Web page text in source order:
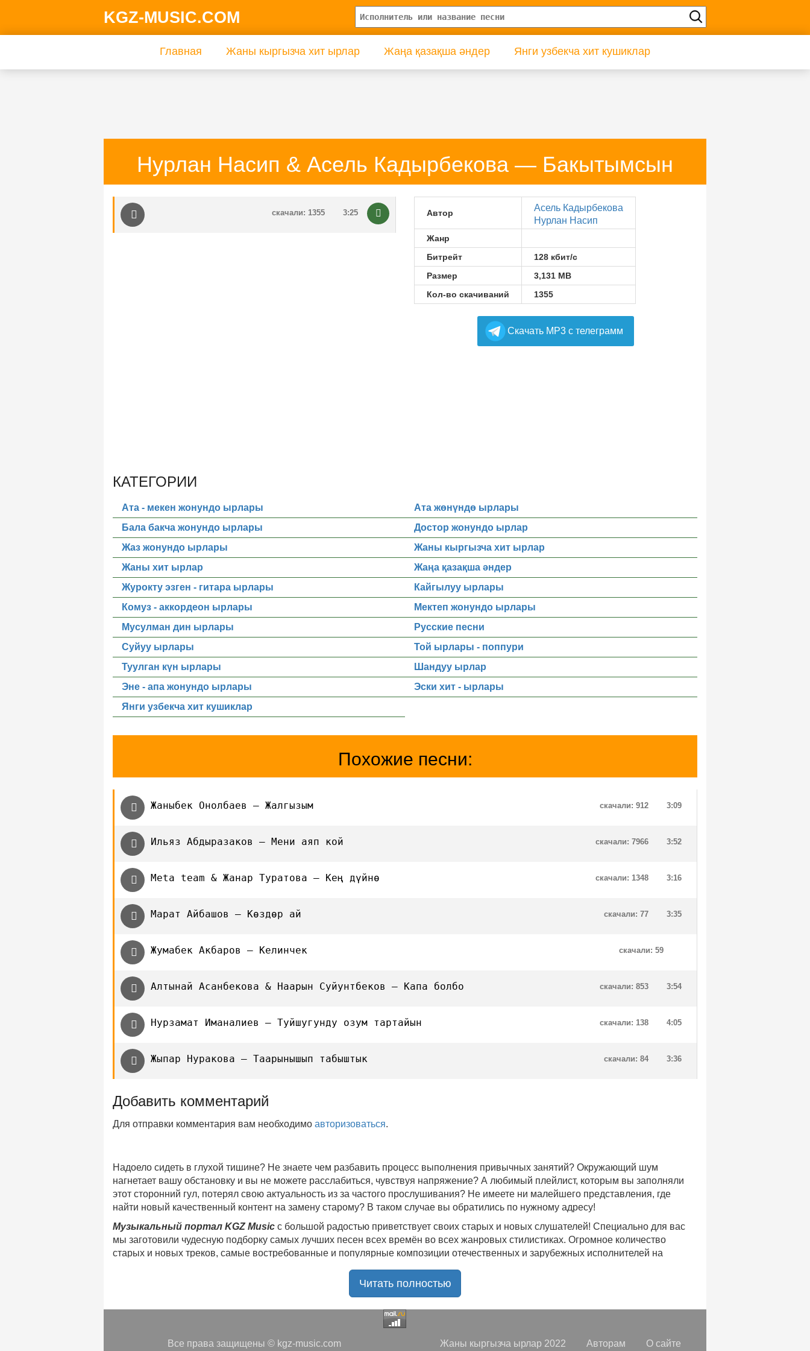
KGZ-MUSIC.COM
Главная Жаны кыргызча хит ырлар Жаңа қазақша әндер Янги узбекча хит кушиклар
Нурлан Насип & Асель Кадырбекова — Бакытымсын
3:25
скачали: 1355 Автор
Асель Кадырбекова
Нурлан Насип
Жанр
Битрейт
128 кбит/с
Размер
3,131 MB
Кол-во скачиваний
1355
Cкачать MP3 с телеграмм
КАТЕГОРИИ
Ата - мекен жонундо ырлары
Ата жөнүндө ырлары
Бала бакча жонундо ырлары
Достор жонундо ырлар
Жаз жонундо ырлары
Жаны кыргызча хит ырлар
Жаны хит ырлар
Жаңа қазақша әндер
Журокту эзген - гитара ырлары
Кайгылуу ырлары
Комуз - аккордеон ырлары
Мектеп жонундо ырлары
Мусулман дин ырлары
Русские песни
Суйуу ырлары
Той ырлары - поппури
Туулган күн ырлары
Шандуу ырлар
Эне - апа жонундо ырлары
Эски хит - ырлары
Янги узбекча хит кушиклар
Похожие песни:
Жаныбек Онолбаев — Жалгызым 3:09
скачали: 912
Ильяз Абдыразаков — Мени аяп кой 3:52
скачали: 7966
Meta team & Жанар Туратова — Кең дүйнө 3:16
скачали: 1348
Марат Айбашов — Көздөр ай 3:35
скачали: 77
Жумабек Акбаров — Келинчек скачали: 59
Алтынай Асанбекова & Наарын Суйунтбеков — Капа болбо 3:54
скачали: 853
Нурзамат Иманалиев — Туйшугунду озум тартайын 4:05
скачали: 138
Жыпар Нуракова — Таарынышып табыштык 3:36
скачали: 84
Добавить комментарий
Для отправки комментария вам необходимо авторизоваться.
Надоело сидеть в глухой тишине? Не знаете чем разбавить процесс выполнения привычных занятий? Окружающий шум
нагнетает вашу обстановку и вы не можете расслабиться, чувствуя напряжение? А любимый плейлист, которым вы заполняли
этот сторонний гул, потерял свою актуальность из за частого прослушивания? Не имеете ни малейшего представления, где
найти новый качественный контент на замену старому? В таком случае вы обратились по нужному адресу!
Музыкальный портал KGZ Music с большой радостью приветствует своих старых и новых слушателей! Специально для вас
мы заготовили чудесную подборку самых лучших песен всех времён во всех жанровых стилистиках. Огромное количество
старых и новых треков, самые востребованные и популярные композиции отечественных и зарубежных исполнителей на
Мы предоставляем вашему вниманию богатую коллекцию качественной музыки в бесплатном доступе, с возможностью
Самые свежие альбомы
и новые релизы этого года, хиты уходящих и нынешних годов,
Регулярные обновления, постоянные новинки, большой музыкальный ассортимент на любой вкус, и все это только на
платформе KGZ Music. Наша команда с большой ответственностью подходит к созданию подборок, отбирая
самые лучшие
Читать полностью
Все права защищены © kgz-music.com Жаны кыргызча ырлар 2022 Авторам О сайте